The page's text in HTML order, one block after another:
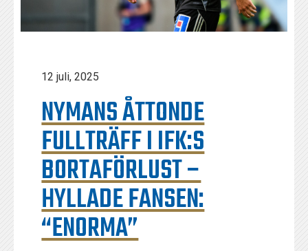
12 juli, 2025
NYMANS ÅTTONDE
FULLTRÄFF I IFK:S
BORTAFÖRLUST –
HYLLADE FANSEN:
“ENORMA”